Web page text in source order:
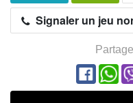
Signaler un jeu